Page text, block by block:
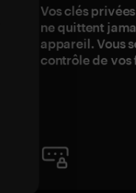
Vos clés
ne quittent
appareil. Vous
contrôle de vos